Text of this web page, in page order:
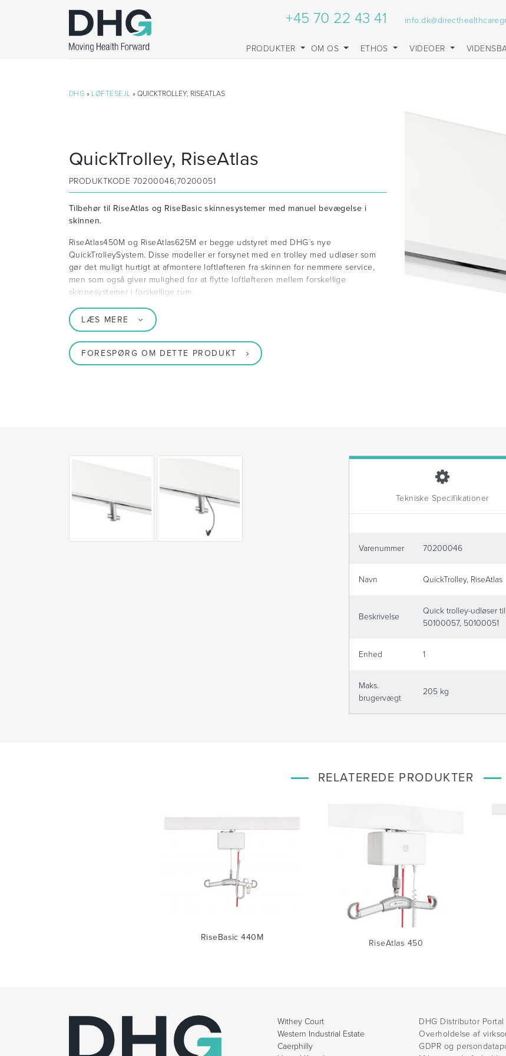
+45 70 22 43 41
PRODUKTER OM OS ETHOS VIDEOER
DHG » LØFTESEJL » QUICKTROLLEY, RISEATLAS
QuickTrolley, RiseAtlas
PRODUKTKODE 70200046;70200051
Tilbehør til RiseAtlas og RiseBasic skinnesystemer med manuel bevægelse i
skinnen.
RiseAtlas450M og RiseAtlas625M er begge udstyret med DHG`s nye
QuickTrolleySystem. Disse modeller er forsynet med en trolley med udløser som
gør det muligt hurtigt at afmontere loftløfteren fra skinnen for nemmere service,
men som også giver mulighed for at flytte loftløfteren mellem forskellige
skinnesystemer i forskellige rum.
LÆS MERE
FORESPØRG OM DETTE PRODUKT
Tekniske Specifikationer
Varenummer 70200046
Navn QuickTrolley, RiseAtlas
Beskrivelse
Quick trolley-udløser til
50100057, 50100051
Enhed 1
Maks.
brugervægt
205 kg
RELATEREDE PRODUKTER
RiseBasic 440M
RiseAtlas 450
Withey Court
Western Industrial Estate
Caerphilly
DHG Distributor Portal
Overholdelse af
GDPR og